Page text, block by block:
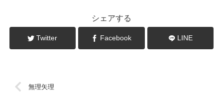
シェアする
Twitter Facebook LINE
無理矢理